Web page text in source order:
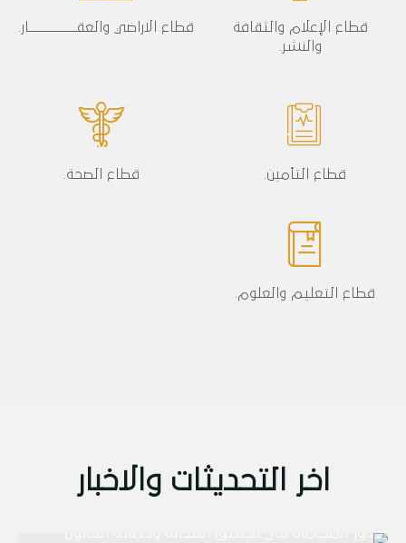
قطاع الإعلام والثقافة
والنشر.
قطاع الاراضي والعقـــــــــــــار.
قطاع التأمين. قطاع الصحة.
قطاع التعليم والعلوم.
اخر التحديثات والاخبار